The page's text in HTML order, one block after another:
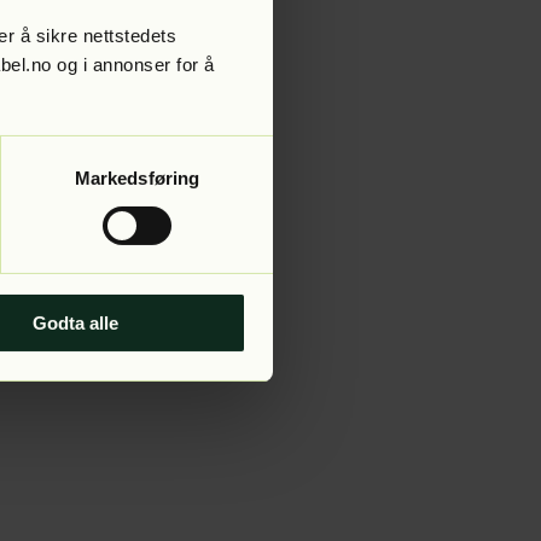
å sikre nettstedets
og i annonser for å
Markedsføring
Godta alle